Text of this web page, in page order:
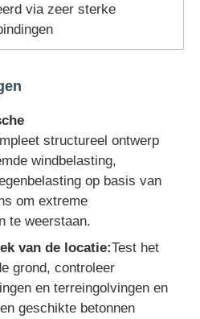
via zeer sterke
structureel ontwerp
windbelasting,
op basis van
om extreme
te weerstaan.
van de locatie:Test het
grond, controleer
en terreingolvingen en
geschikte betonnen